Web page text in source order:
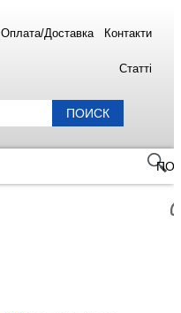
Оплата/Доставка Контакти
Статті
ПОИСК